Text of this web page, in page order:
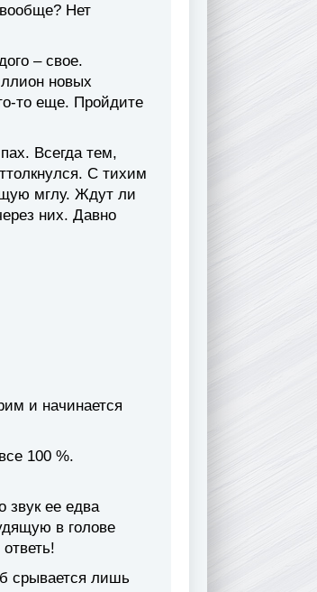
Нет
– свое.
новых
то еще. Пройдите
Всегда тем,
С тихим
мглу. Ждут ли
них. Давно
и начинается
100 %.
звук ее едва
в голове
срывается лишь